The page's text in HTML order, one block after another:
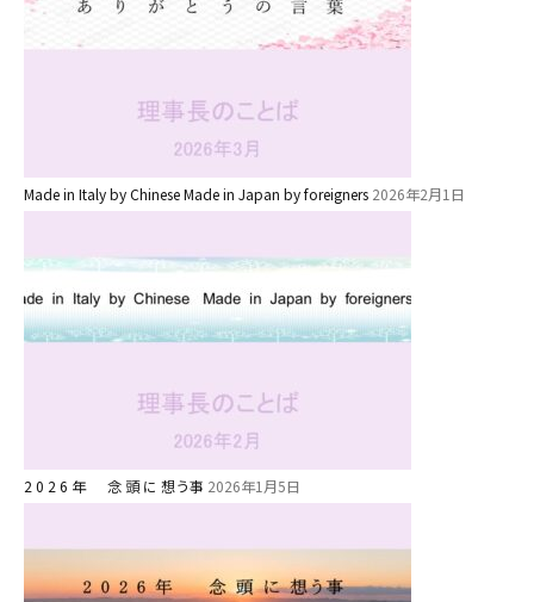
Made in Italy by Chinese Made in Japan by foreigners 2026年2月1日
2 0 2 6 年 念 頭 に 想う事 2026年1月5日
給⾷
理事長のことば
教育と保育
園の1⽇
年間⾏事
預かり保育［ヒラソル ]
美⽊多チコス
美⽊多チコスについて
美⽊多チコスブログ
未就園児クラス